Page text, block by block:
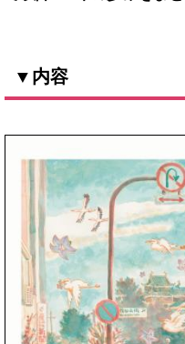
▼内容